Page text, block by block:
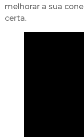
melhorar a sua
certa.